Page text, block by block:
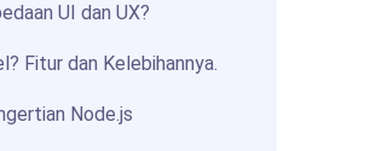
UI dan UX?
Fitur dan Kelebihannya.
Node.js